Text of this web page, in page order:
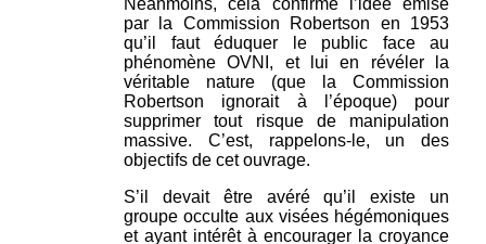
par la Commission Robertson en 1953
qu’il faut éduquer le public face au
phénomène OVNI, et lui en révéler la
véritable nature (que la Commission
Robertson ignorait à l’époque) pour
supprimer tout risque de manipulation
massive. C’est, rappelons-le, un des
objectifs de cet ouvrage.
S’il devait être avéré qu’il existe un
groupe occulte aux visées hégémoniques
et ayant intérêt à encourager la croyance